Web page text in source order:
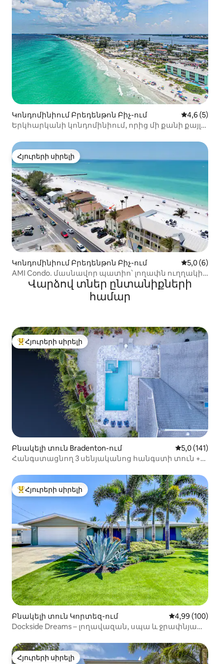
Կոնդոմինիում Բրեդենթոն Բիչ-ում Միջին
4,6 (5)
Երկհարկանի կոնդոմինիում, որից մի քանի քայլ
Հյուրերի սիրելի
Հյուրերի սիրելի
Կոնդոմինիում Բրեդենթոն Բիչ-ում Միջին
5,0 (6)
AMI Condo. մասնավոր պատիո՝ լողափն ուղղակի
մուտքով։
Վարձով տներ ընտանիքների
համար
Հյուրերի սիրելի լավագույն տները
Հյուրերի սիրելի
Բնակելի տուն Bradenton-ում Միջին
5,0 (141)
Հանգստացնող 3 սենյականոց հանգստի տուն +
Հյուրերի սիրելի լավագույն տները
Հյուրերի սիրելի
Բնակելի տուն Կորտեզ-ում Միջին
4,99 (100)
Dockside Dreams – լողավազան, սպա և ջրափնյա
Հյուրերի սիրելի
Հյուրերի սիրելի